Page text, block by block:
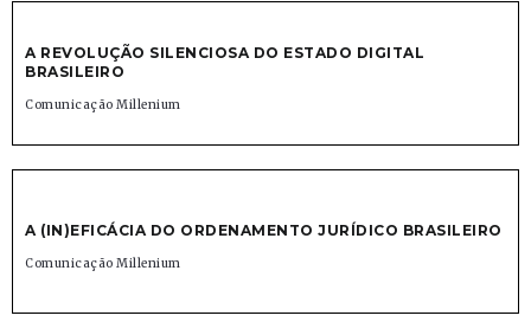
A REVOLUÇÃO SILENCIOSA DO ESTADO DIGITAL
BRASILEIRO
Comunicação Millenium
A (IN)EFICÁCIA DO ORDENAMENTO JURÍDICO BRASILEIRO
Comunicação Millenium